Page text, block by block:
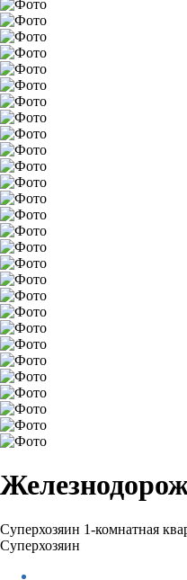
Суперхозяин 1-комнатная
Суперхозяин